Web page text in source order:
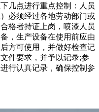
几点进行重点控制：人员
必须经过各地劳动部门或
格者持证上岗，喷漆人员
，生产设备在使用前应由
方可使用，并做好检查记
件要求，并予以记录;参
行认真记录，确保控制参